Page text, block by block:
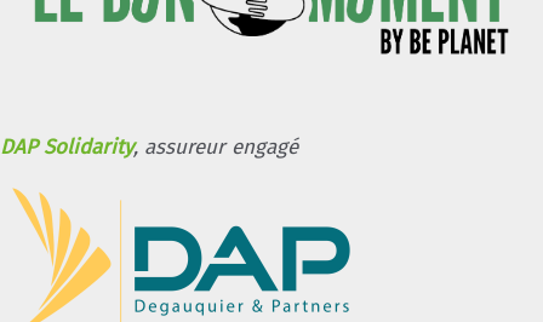
DAP Solidarity, assureur engagé